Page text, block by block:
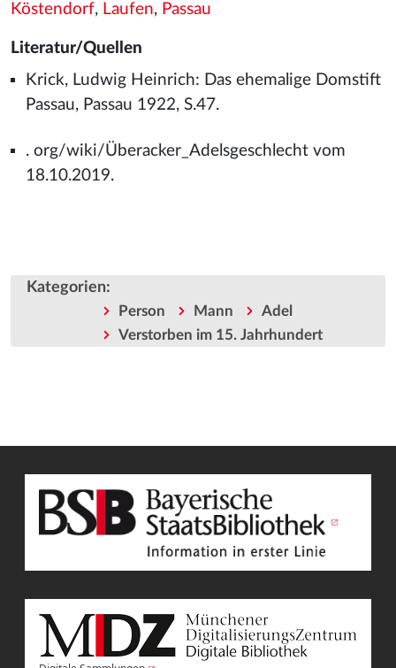
Köstendorf, Laufen, Passau
Literatur/Quellen
Krick, Ludwig Heinrich: Das ehemalige Domstift
Passau, Passau 1922, S.47.
. org/wiki/Überacker_Adelsgeschlecht vom
18.10.2019.
Kategorien:
Person Mann
Adel
Verstorben im 15. Jahrhundert